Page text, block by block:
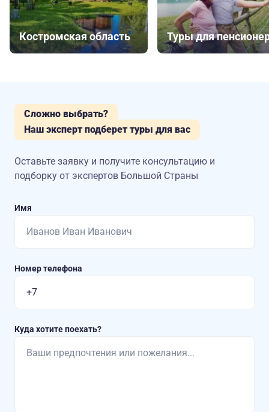
Костромская область Туры для
Сложно выбрать?
Наш эксперт подберет туры для вас
Оставьте заявку и получите консультацию и
подборку от экспертов Большой Страны
Имя
Номер телефона
Куда хотите поехать?